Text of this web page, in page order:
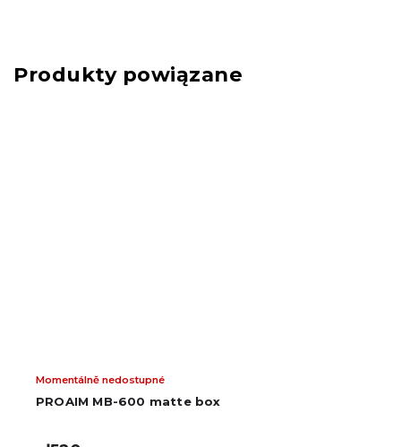
Produkty powiązane
PROAIM MB-600 matte box
Momentálně nedostupné